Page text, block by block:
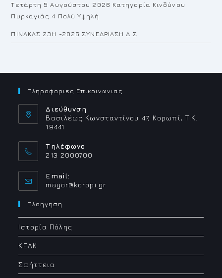
Τετάρτη 5 Αυγούστου 2026 Κατηγορία Κινδύνου
Πυρκαγιάς 4 Πολύ Υψηλή
ΠΙΝΑΚΑΣ 23H -2026 ΣΥΝΕΔΡΙΑΣΗ Δ.Σ
Πληροφοριες Επικοινωνιας
Διεύθυνση
Βασιλέως Κωνσταντίνου 47, Κορωπί, Τ.Κ.
19441
Τηλέφωνο
213 2000700
Email:
mayor@koropi.grOpens
Πλοηγηση
Ιστορία Πόλης
ΚΕΔΚ
Σφήττεια